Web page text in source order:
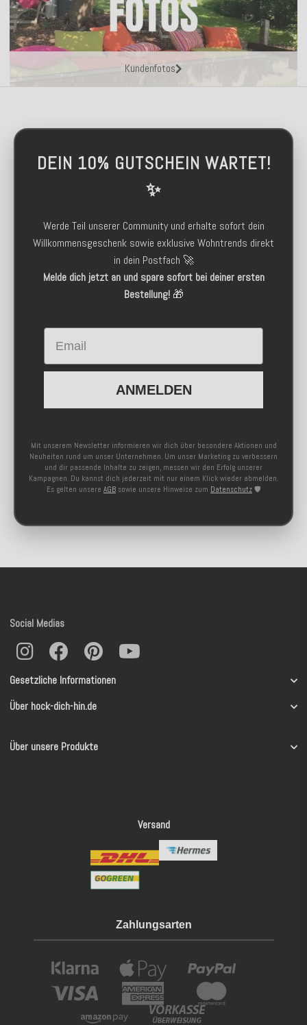
Kundenfotos
DEIN 10% GUTSCHEIN WARTET!
✨
Werde Teil unserer Community und erhalte sofort dein
Willkommensgeschenk sowie exklusive Wohntrends direkt
in dein Postfach 🚀
Melde dich jetzt an und spare sofort bei deiner ersten
Bestellung!🎁
Email
ANMELDEN
Mit unserem Newsletter informieren wir dich über besondere Aktionen und
Neuheiten rund um unser Unternehmen. Um unser Marketing zu verbessern
und dir passende Inhalte zu zeigen, messen wir den Erfolg unserer
Kampagnen. Du kannst dich jederzeit mit nur einem Klick wieder abmelden.
Es gelten unsere AGB sowie unsere Hinweise zum Datenschutz 🛡️
Gesetzliche Informationen
Über hock-dich-hin.de
Über unsere Produkte
Social Medias
Versand
Zahlungsarten